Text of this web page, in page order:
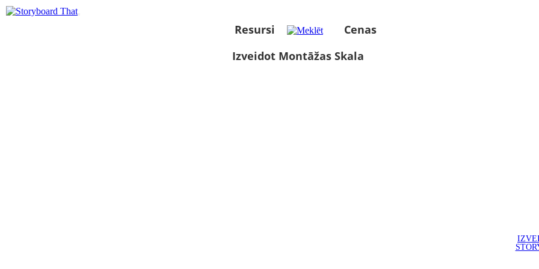
Resursi
Cenas
Izveidot Montāžas Skala